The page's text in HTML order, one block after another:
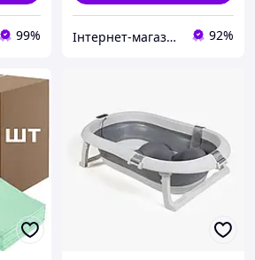
99% Інтернет-магазин "Економія" 92%